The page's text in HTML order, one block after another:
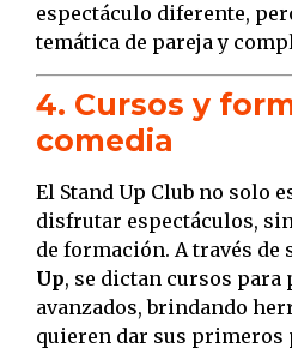
espectáculo diferente,
temática de pareja y
4. Cursos y
comedia
El Stand Up Club no solo
disfrutar espectáculos,
de formación. A través de
Up, se dictan cursos
avanzados, brindando
quieren dar sus primeros